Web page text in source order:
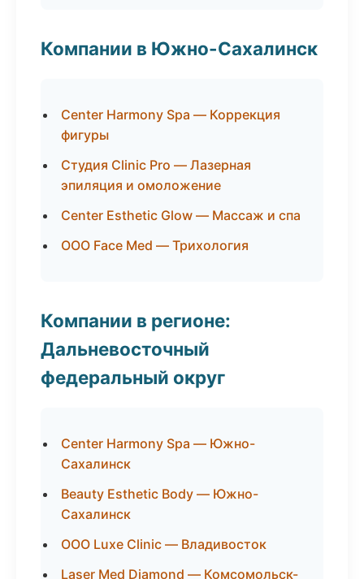
Компании в Южно-Сахалинск
Center Harmony Spa — Коррекция
фигуры
Студия Clinic Pro — Лазерная
эпиляция и омоложение
Center Esthetic Glow — Массаж и спа
ООО Face Med — Трихология
Компании в регионе:
Дальневосточный
федеральный округ
Center Harmony Spa — Южно-
Сахалинск
Beauty Esthetic Body — Южно-
Сахалинск
ООО Luxe Clinic — Владивосток
Laser Med Diamond — Комсомольск-